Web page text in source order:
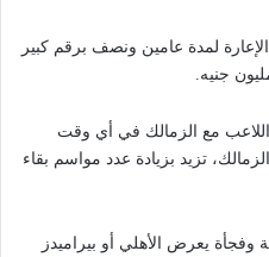
لمدة عامين ونصف برقم كبير
مع الزمالك في أي وقت
تزيد بزيادة عدد مواسم بقاء
يعرض الأهلي أو بيراميدز